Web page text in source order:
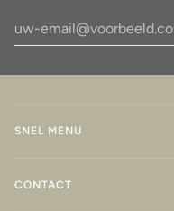
SNEL MENU
CONTACT